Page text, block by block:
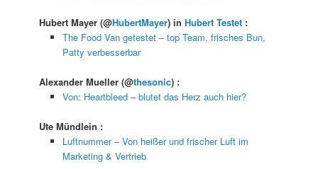
Hubert Mayer(@HubertMayer) inHubert Testet :
The Food Van getestet – top Team, frisches Bun,
Patty verbesserbar
Alexander Mueller(@thesonic) :
Von: Heartbleed – blutet das Herz auch hier?
Ute Mündlein :
Luftnummer – Von heißer und frischer Luft im
Marketing & Vertrieb